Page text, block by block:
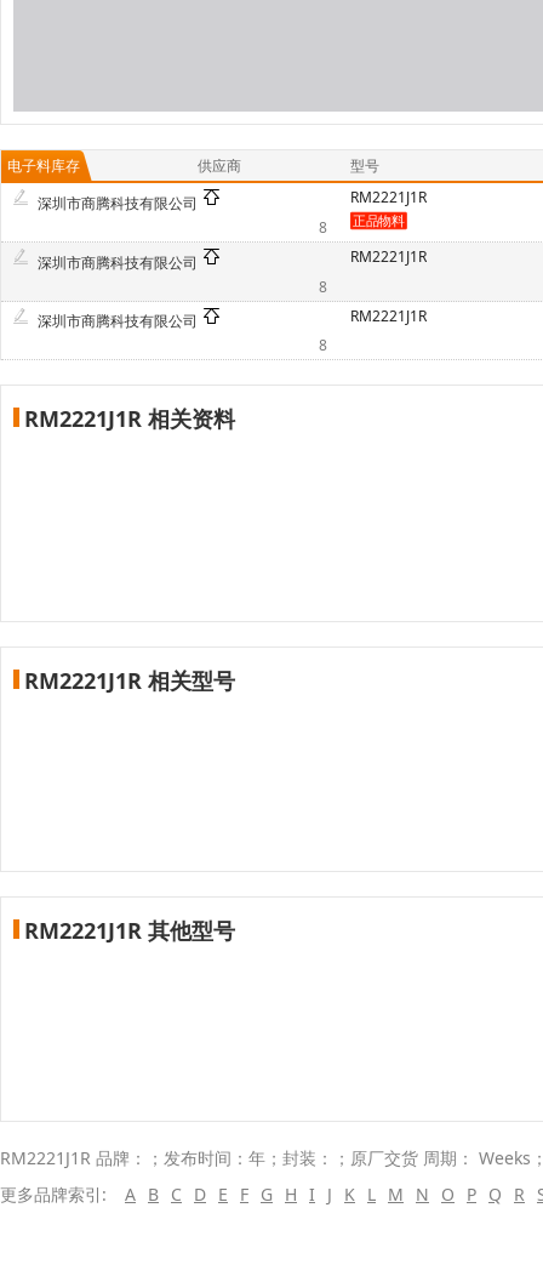
电子料库存 供应商
型号
深圳市商腾科技有限公司
8
RM2221J1R
深圳市商腾科技有限公司
8
RM2221J1R
深圳市商腾科技有限公司
8
RM2221J1R
RM2221J1R 相关资料
RM2221J1R 相关型号
RM2221J1R 其他型号
RM2221J1R 品牌：；发布时间：年；封装：；原厂交货 周期： Weeks
更多品牌索引:
A B C D E F G H I J K L M N O P Q R